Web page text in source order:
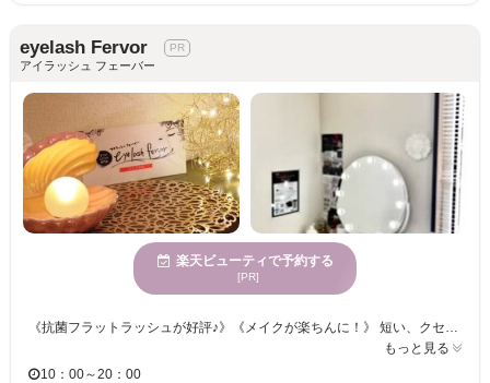
eyelash Fervor
アイラッシュ フェーバー
楽天ビューティで予約する
[PR]
《抗菌フラットラッシュが好評♪》《メイクが楽ちんに！》 短い、クセがある、下向きなど、ボリュームがない・・・様々なまつ毛のお悩みをお聞かせください！ カラーエクステメニューやリペアメニューも充実◎お客様のご希望に合わせた仕上がりが可能◎ 【NUMEROカラー】カラーエクステでいつもと違う自分に♪華やかオシャレに仕上げます☆☆ 忙しい日々を忘れてゆったりまったりマツエク体験をしませんか？
もっと見る
10：00～20：00